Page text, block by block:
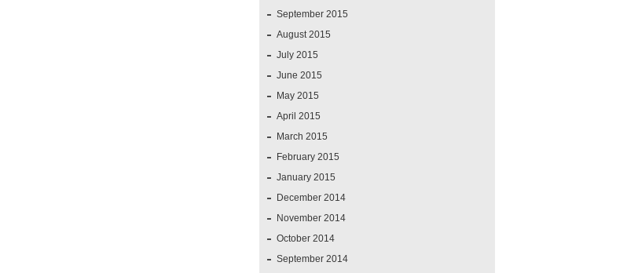
September 2015
August 2015
July 2015
June 2015
May 2015
April 2015
March 2015
February 2015
January 2015
December 2014
November 2014
October 2014
September 2014